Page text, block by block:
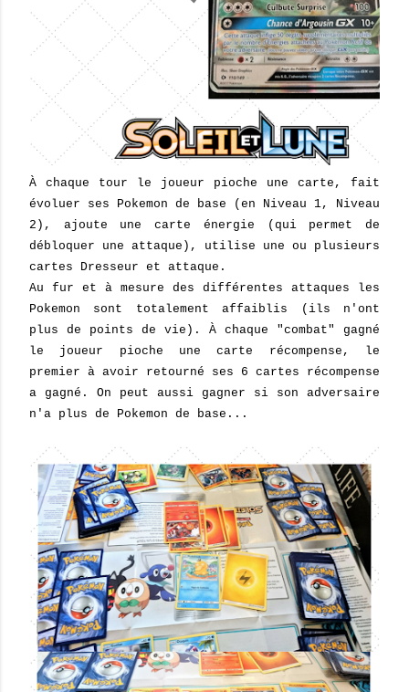
À chaque tour le joueur pioche une carte, fait
évoluer ses Pokemon de base (en Niveau 1, Niveau
2), ajoute une carte énergie (qui permet de
débloquer une attaque), utilise une ou plusieurs
cartes Dresseur et attaque.
Au fur et à mesure des différentes attaques les
Pokemon sont totalement affaiblis (ils n'ont
plus de points de vie). À chaque "combat" gagné
le joueur pioche une carte récompense, le
premier à avoir retourné ses 6 cartes récompense
a gagné. On peut aussi gagner si son adversaire
n'a plus de Pokemon de base...